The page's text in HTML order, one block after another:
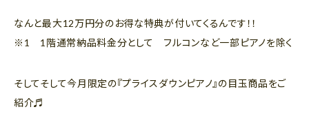
なんと最大12万円分のお得な特典が付いてくるんです！！
※1 1階通常納品料金分として フルコンなど一部ピアノを除く
そしてそして今月限定の『プライスダウンピアノ』の目玉商品をご
紹介♬